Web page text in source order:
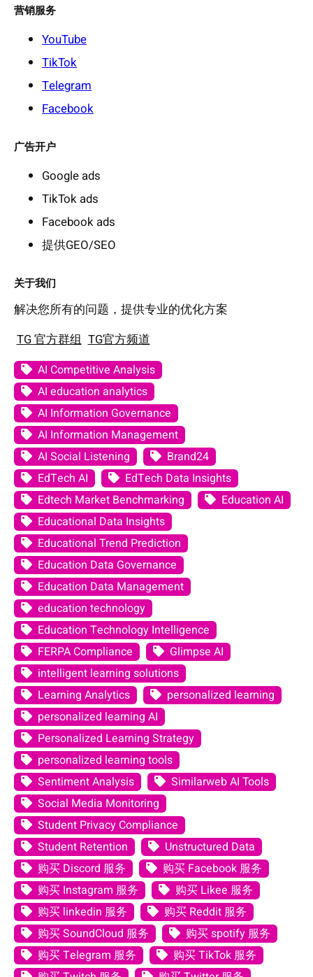
营销服务
YouTube
TikTok
Telegram
Facebook
广告开户
Google ads
TikTok ads
Facebook ads
提供GEO/SEO
关于我们
解决您所有的问题，提供专业的优化方案
TG 官方群组 TG官方频道
AI Competitive Analysis
AI education analytics
AI Information Governance
AI Information Management
AI Social Listening
Brand24
EdTech AI
EdTech Data Insights
Edtech Market Benchmarking
Education AI
Educational Data Insights
Educational Trend Prediction
Education Data Governance
Education Data Management
education technology
Education Technology Intelligence
FERPA Compliance
Glimpse AI
intelligent learning solutions
Learning Analytics
personalized learning
personalized learning AI
Personalized Learning Strategy
personalized learning tools
Sentiment Analysis
Similarweb AI Tools
Social Media Monitoring
Student Privacy Compliance
Student Retention
Unstructured Data
购买 Discord 服务
购买 Facebook 服务
购买 Instagram 服务
购买 Likee 服务
购买 linkedin 服务
购买 Reddit 服务
购买 SoundCloud 服务
购买 spotify 服务
购买 Telegram 服务
购买 TikTok 服务